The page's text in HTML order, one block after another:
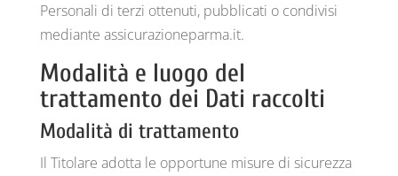
Personali di terzi ottenuti, pubblicati o condivisi
mediante assicurazioneparma.it.
Modalità e luogo del
trattamento dei Dati raccolti
Modalità di trattamento
Il Titolare adotta le opportune misure di sicurezza